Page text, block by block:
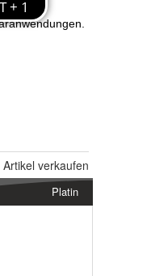
Artikel verkaufen
Platin